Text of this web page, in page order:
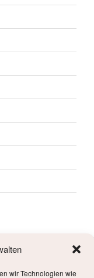
wir Technologien wie